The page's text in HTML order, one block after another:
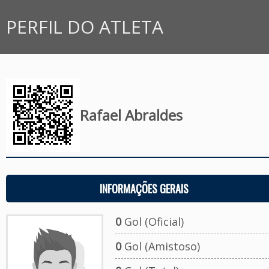
PERFIL DO ATLETA
Rafael Abraldes
INFORMAÇÕES GERAIS
0Gol (Oficial)
0Gol (Amistoso)